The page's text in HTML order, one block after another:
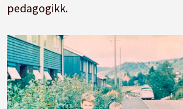
pedagogikk.